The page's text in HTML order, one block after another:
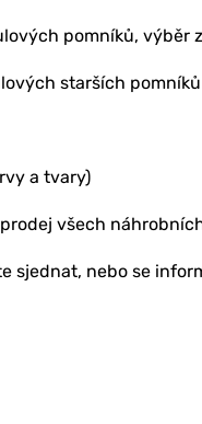
pomníků, výběr
starších
a tvary)
všech
sjednat, nebo se